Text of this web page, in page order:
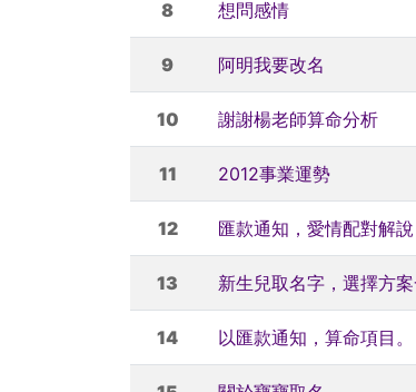
8 想問感情
9 阿明我要改名
10 謝謝楊老師算命分析
11 2012事業運勢
12 匯款通知，愛情配對解說
13 新生兒取名字，選擇方案
14 以匯款通知，算命項目。